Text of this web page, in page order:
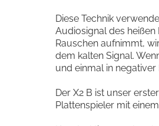
Diese Technik
Audiosignal des
Rauschen aufnimmt,
dem kalten Signal.
und einmal in
Der X2 B ist unser
Plattenspieler mit